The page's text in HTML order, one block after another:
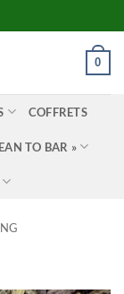
0
COFFRETS
TO BAR »